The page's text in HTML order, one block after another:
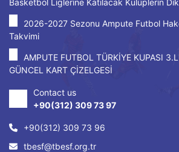
Basketbol Liglerine Katılacak Kulüplerin
2026-2027 Sezonu Ampute Futbol
Takvimi
AMPUTE FUTBOL TÜRKİYE KUPASI
GÜNCEL KART ÇİZELGESİ
Contact us
+90(312) 309 73 97
+90(312) 309 73 96
tbesf@tbesf.org.tr